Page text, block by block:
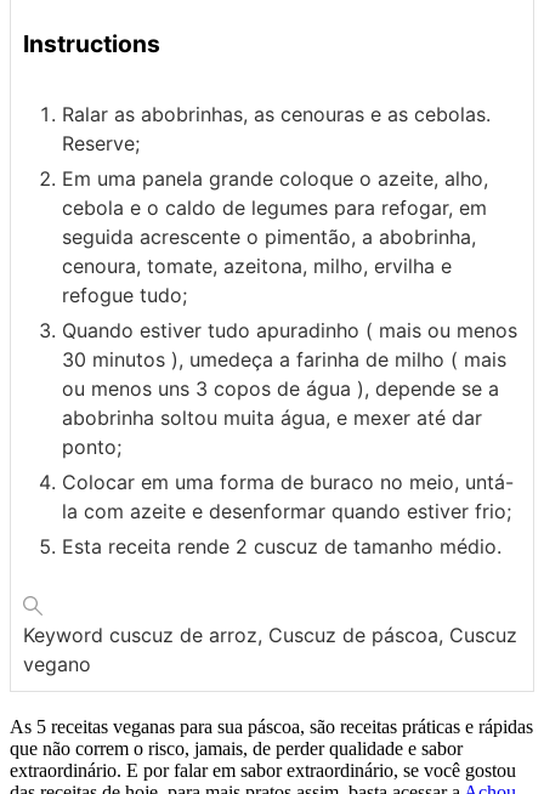
Instructions
Ralar as abobrinhas, as cenouras e as cebolas.
Reserve;
Em uma panela grande coloque o azeite, alho,
cebola e o caldo de legumes para refogar, em
seguida acrescente o pimentão, a abobrinha,
cenoura, tomate, azeitona, milho, ervilha e
refogue tudo;
Quando estiver tudo apuradinho ( mais ou menos
30 minutos ), umedeça a farinha de milho ( mais
ou menos uns 3 copos de água ), depende se a
abobrinha soltou muita água, e mexer até dar
ponto;
Colocar em uma forma de buraco no meio, untá-
la com azeite e desenformar quando estiver frio;
Esta receita rende 2 cuscuz de tamanho médio.
Keyword cuscuz de arroz, Cuscuz de páscoa, Cuscuz
vegano
As 5 receitas veganas para sua páscoa, são receitas práticas e rápidas
que não correm o risco, jamais, de perder qualidade e sabor
extraordinário. E por falar em sabor extraordinário, se você gostou